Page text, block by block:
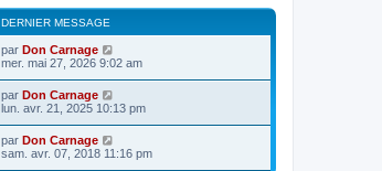
DERNIER MESSAGE
par Don Carnage
mer. mai 27, 2026 9:02 am
par Don Carnage
lun. avr. 21, 2025 10:13 pm
par Don Carnage
sam. avr. 07, 2018 11:16 pm